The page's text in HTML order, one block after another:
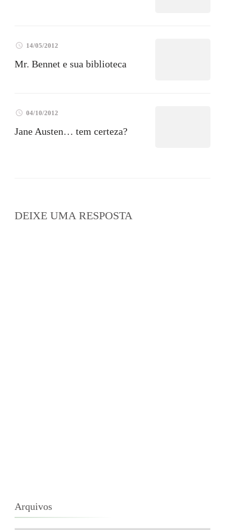
14/05/2012
Mr. Bennet e sua biblioteca
04/10/2012
Jane Austen… tem certeza?
DEIXE UMA RESPOSTA
Arquivos